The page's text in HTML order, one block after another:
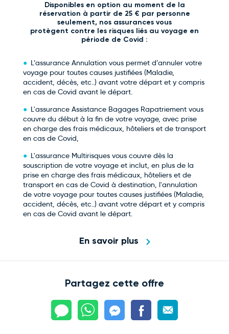
Disponibles en option au moment de la
réservation à partir de 25 € par personne
seulement, nos assurances vous
protègent contre les risques liés au voyage en
période de Covid :
L’assurance Annulation vous permet d’annuler votre
voyage pour toutes causes justifiées (Maladie,
accident, décès, etc..) avant votre départ et y compris
en cas de Covid avant le départ.
L'assurance Assistance Bagages Rapatriement vous
couvre du début à la fin de votre voyage, avec prise
en charge des frais médicaux, hôteliers et de transport
en cas de Covid,
L'assurance Multirisques vous couvre dès la
souscription de votre voyage et inclut, en plus de la
prise en charge des frais médicaux, hôteliers et de
transport en cas de Covid à destination, l'annulation
de votre voyage pour toutes causes justifiées (Maladie,
accident, décès, etc..) avant votre départ et y compris
en cas de Covid avant le départ.
En savoir plus
Partagez cette offre